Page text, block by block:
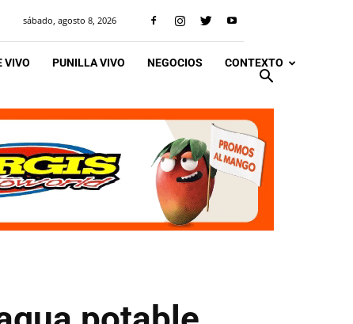
sábado, agosto 8, 2026
VIVO PUNILLA VIVO NEGOCIOS CONTEXTO